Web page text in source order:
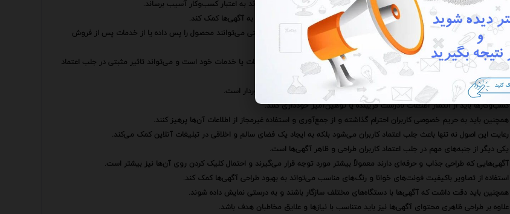
استفاده از نظرات جعلی یا اغراق‌آمیز نه تنها باعث جلب اعتماد نمی‌شود بلکه می‌تواند به اعتبار کسب‌وکار آسیب برساند.
همچنین ارائه ضمانت‌نامه‌ها و گارانتی‌های معتبر می‌تواند به افزایش اعتماد کاربران به آگهی‌ها کمک کند.
ضمانت‌نامه به مشتریان اطمینان می‌دهد که در صورت بروز هرگونه مشکل یا نارضایتی می‌توانند محصول را پس داده یا از خدمات پس از فروش
بهره‌مند شوند.
ارائه گارانتی‌های طولانی‌مدت و جامع نشان‌دهنده تعهد کسب‌وکار به کیفیت محصولات یا خدمات خود است و می‌تواند تاثیر مثبتی در جلب اعتماد
مشتریان داشته باشد.
علاوه بر موارد فوق رعایت اصول اخلاقی در تبلیغات آنلاین نیز از اهمیت بالایی برخوردار است.
کسب‌وکارها باید از انتشار اطلاعات نادرست فریبنده یا توهین‌آمیز خودداری کنند.
همچنین باید به حریم خصوصی کاربران احترام گذاشته و از جمع‌آوری و استفاده غیرمجاز از اطلاعات آن‌ها پرهیز کنند.
رعایت این اصول نه تنها باعث جلب اعتماد کاربران می‌شود بلکه به ایجاد یک فضای سالم و اخلاقی در تبلیغات آنلاین کمک می‌کند.
یکی دیگر از جنبه‌های مهم در جلب اعتماد کاربران طراحی و ظاهر آگهی‌ها است.
آگهی‌هایی که طراحی جذاب و حرفه‌ای دارند معمولاً بیشتر مورد توجه قرار می‌گیرند و احتمال کلیک کردن روی آن‌ها نیز بیشتر است.
استفاده از تصاویر باکیفیت فونت‌های خوانا و رنگ‌های مناسب می‌تواند به بهبود طراحی آگهی‌ها کمک کند.
همچنین باید دقت داشت که آگهی‌ها با دستگاه‌های مختلف سازگار باشند و به درستی نمایش داده شوند.
علاوه بر طراحی ظاهری محتوای آگهی‌ها نیز باید متناسب با نیازها و علایق مخاطبان هدف باشد.